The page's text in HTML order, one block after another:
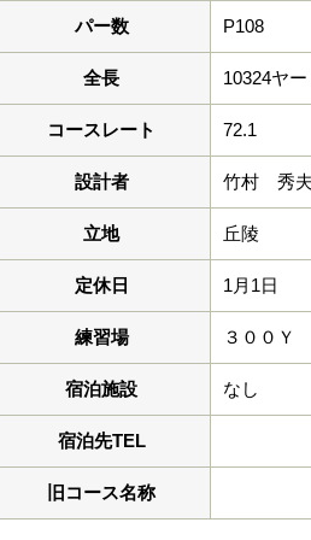
パー数 P108
全長 10324ヤー
コースレート 72.1
設計者 竹村 秀夫
立地 丘陵
定休日 1月1日
練習場 ３００Ｙ
宿泊施設 なし
宿泊先TEL
旧コース名称